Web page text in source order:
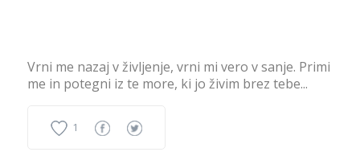
Vrni me nazaj v življenje, vrni mi vero v sanje. Primi
me in potegni iz te more, ki jo živim brez tebe...
1